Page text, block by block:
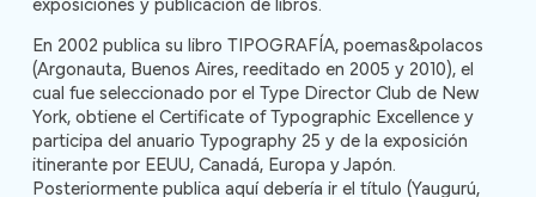
En 2002 publica su libro TIPOGRAFÍA, poemas&polacos
(Argonauta, Buenos Aires, reeditado en 2005 y 2010), el
cual fue seleccionado por el Type Director Club de New
York, obtiene el Certificate of Typographic Excellence y
participa del anuario Typography 25 y de la exposición
itinerante por EEUU, Canadá, Europa y Japón.
Posteriormente publica aquí debería ir el título (Yaugurú,